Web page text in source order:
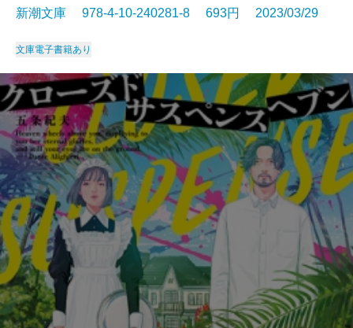
新潮文庫 978-4-10-240281-8 693円 2023/03/29
文庫電子書籍あり